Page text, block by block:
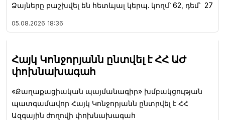
Ձայները բաշխվել են հետևյալ կերպ. կողմ՝ 62, դեմ՝ 27
05.08.2026 18:36
Հայկ Կոնջորյանն ընտվել է ՀՀ ԱԺ
փոխնախագահ
«Քաղաքացիական պայմանագիր» խմբակցության
պատգամավոր Հայկ Կոնջորյանն ընտրվել է ՀՀ
Ազգային ժողովի փոխնախագահ